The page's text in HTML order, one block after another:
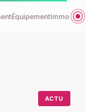
ÉquipementImmo
ACTU